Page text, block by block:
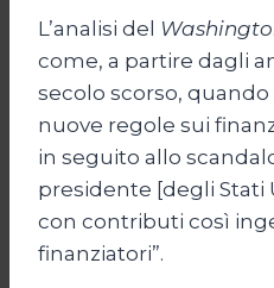
L’analisi del
come, a partire dagli
secolo scorso,
nuove regole sui
in seguito allo
presidente [degli Stati
con contributi così
finanziatori”.